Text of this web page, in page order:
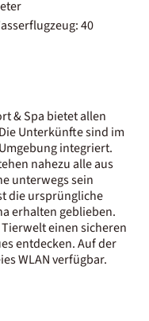
40
& Spa bietet allen
Unterkünfte sind im
integriert.
nahezu alle aus
unterwegs sein
die ursprüngliche
erhalten geblieben.
einen sicheren
entdecken. Auf der
WLAN verfügbar.